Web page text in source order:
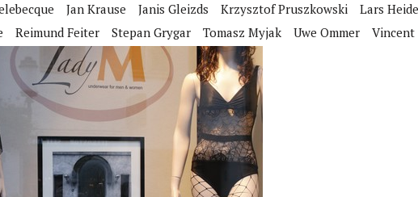
Jan Krause Janis Gleizds Krzysztof Pruszkowski Lars
Reimund Feiter Stepan Grygar Tomasz Myjak Uwe Ommer